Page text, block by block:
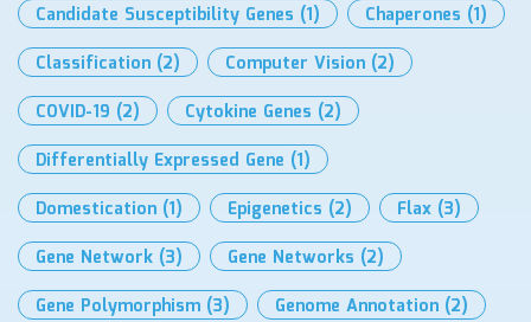
Candidate Susceptibility Genes (1) Chaperones (1)
Classification (2) Computer Vision (2)
COVID-19 (2) Cytokine Genes (2)
Differentially Expressed Gene (1)
Domestication (1) Epigenetics (2) Flax (3)
Gene Network (3) Gene Networks (2)
Gene Polymorphism (3) Genome Annotation (2)